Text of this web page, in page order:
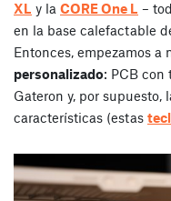
XL y la CORE One L –
en la base calefactable
Entonces, empezamos a
personalizado: PCB con
Gateron y, por supuesto,
características (estas